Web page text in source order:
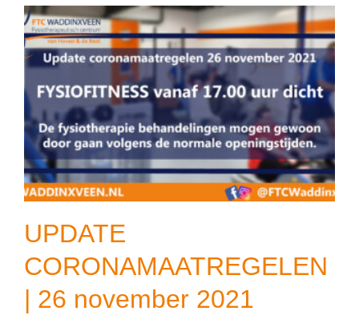
UPDATE
CORONAMAATREGELEN
| 26 november 2021